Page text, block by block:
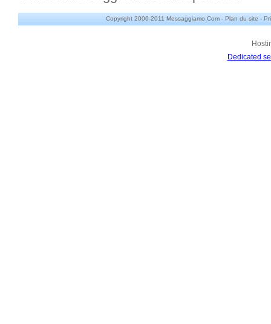
Copyright 2006-2011 Messaggiamo.Com - Plan du site -
Dedicated